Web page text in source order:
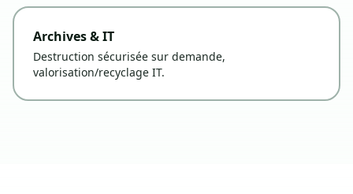
Archives & IT
Destruction sécurisée sur demande,
valorisation/recyclage IT.